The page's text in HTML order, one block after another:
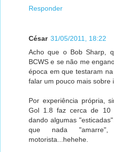
Responder
César 31/05/2011, 18:22
Acho que o Bob Sharp,
BCWS e se não me
época em que testaram
falar um pouco mais sobre
Por experiência própria,
Gol 1.8 faz cerca de 10
dando algumas
que nada
motorista...hehehe.